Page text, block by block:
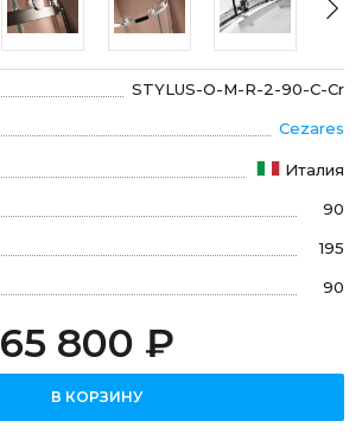
STYLUS-O-M-R-2-90-C-Cr
Cezares
Италия
90
195
90
65 800 ₽
В КОРЗИНУ